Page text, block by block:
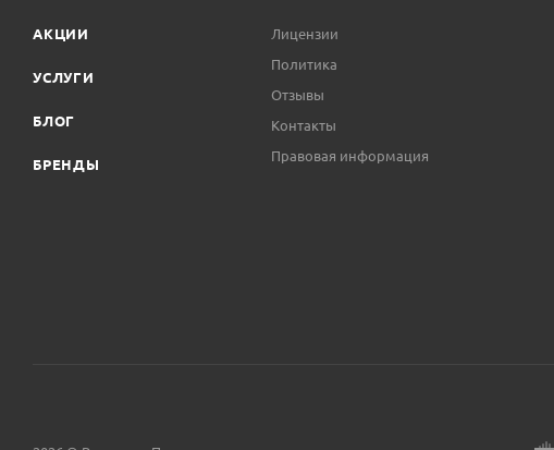
АКЦИИ
УСЛУГИ
БЛОГ
БРЕНДЫ
Лицензии
Политика
Отзывы
Контакты
Правовая информация